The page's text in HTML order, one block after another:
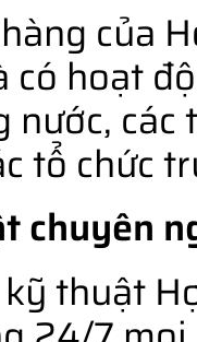
của
có hoạt
nước,
tổ chức
chuyên
thuật